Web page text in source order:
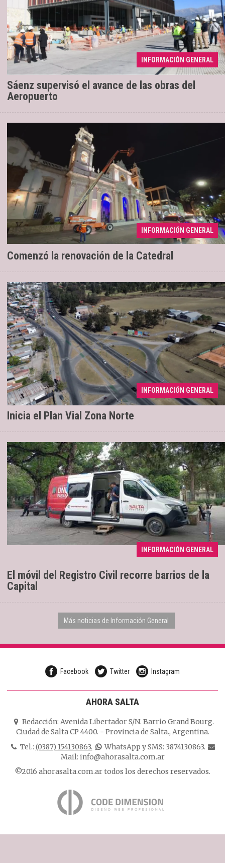
INFORMACIÓN GENERAL
Sáenz supervisó el avance de las obras del
Aeropuerto
04/08/2026 Los trabajos registran un 70% de avance
INFORMACIÓN GENERAL
Comenzó la renovación de la Catedral
04/08/2026 Se ejecuta una intervención con
tecnología LED
INFORMACIÓN GENERAL
Inicia el Plan Vial Zona Norte
04/08/2026 Renovación de 2,6 kilómetros
INFORMACIÓN GENERAL
El móvil del Registro Civil recorre barrios de la
Capital
Se extenderá hasta el sábado 8
Más noticias de Información General
Facebook Twitter Instagram
AHORA SALTA
Redacción: Avenida Libertador S/N. Barrio Grand Bourg.
Ciudad de Salta CP 4400. - Provincia de Salta., Argentina.
Tel.: (0387) 154130863.
WhatsApp y SMS: 3874130863.
Mail: info@ahorasalta.com.ar
©2016 ahorasalta.com.ar todos los derechos reservados.